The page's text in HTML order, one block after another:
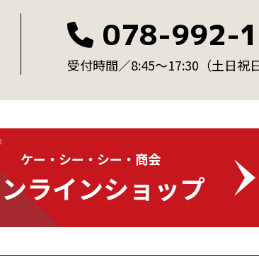
078-992-
受付時間／8:45～17:30 （土日祝
ケー・シー・シー・商会
ラインショップ